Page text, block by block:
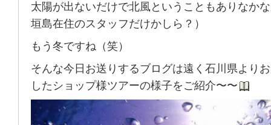
太陽が出ないだけで北風ということもありなか
垣島在住のスタッフだけかしら？）
もう冬ですね（笑）
そんな今日お送りするブログは遠く石川県より
したショップ様ツアーの様子をご紹介〜〜